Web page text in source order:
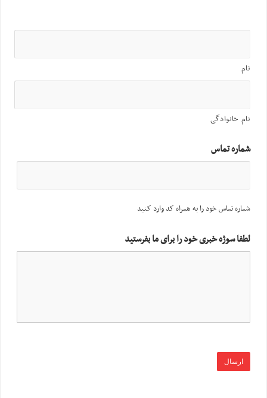
نام
نام خانوادگی
شماره تماس
شماره تماس خود را به همراه کد وارد کنید
لطفا سوژه خبری خود را برای ما بفرستید